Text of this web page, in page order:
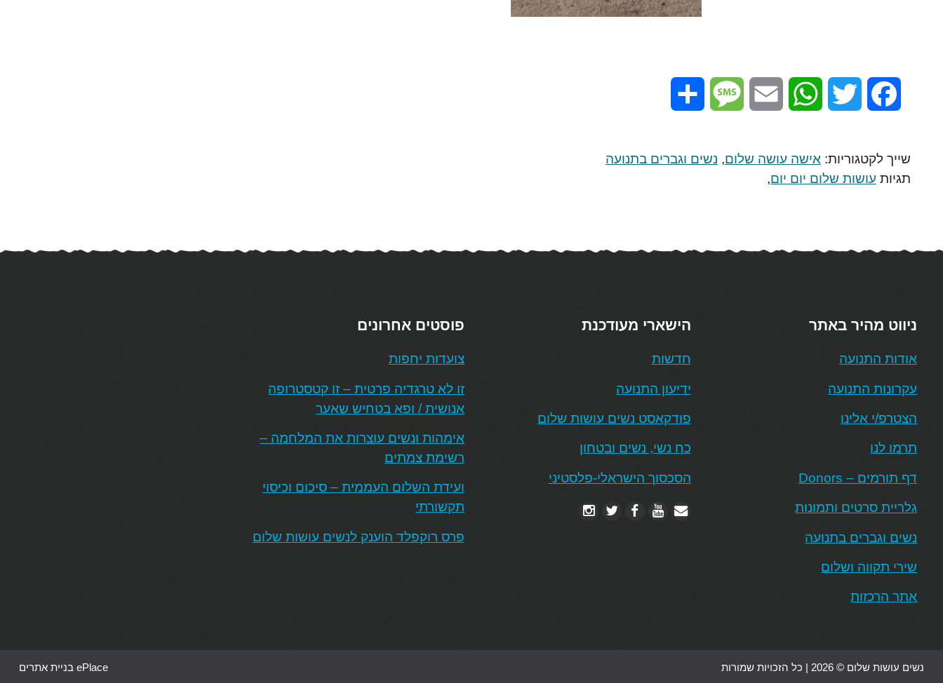
Facebook
Twitter
WhatsApp
Email
Message
שייך לקטגוריות: אישה עושה שלום, נשים וגברים בתנועה
תגיות עושות שלום יום יום,
ניווט מהיר באתר
אודות התנועה
עקרונות התנועה
הצטרפ/י אלינו
תרמו לנו
דף תורמים – Donors
גלריית סרטים ותמונות
נשים וגברים בתנועה
שירי תקווה ושלום
אתר הרכזות
הישארי מעודכנת
חדשות
ידיעון התנועה
פודקאסט נשים עושות שלום
כח נשי, נשים ובטחון
הסכסוך הישראלי-פלסטיני
פוסטים אחרונים
צועדות יחפות
זו לא טרגדיה פרטית – זו קטסטרופה
אנושית / ופא בטחיש שאער
אימהות ונשים עוצרות את המלחמה –
רשימת צמתים
ועידת השלום העממית – סיכום וכיסוי
תקשורתי
פרס רוקפלד הוענק לנשים עושות שלום
נשים עושות שלום © 2026 | כל הזכויות שמורות ePlace בניית אתרים